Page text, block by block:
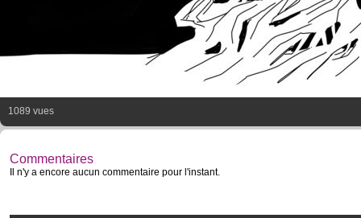
1089 vues
Commentaires
Il n'y a encore aucun commentaire pour l'instant.